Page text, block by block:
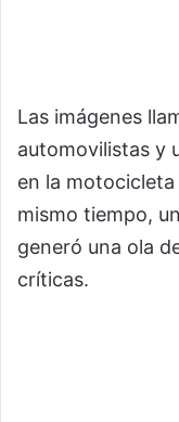
Las imágenes
automovilistas y
en la
mismo tiempo,
generó una ola
críticas.